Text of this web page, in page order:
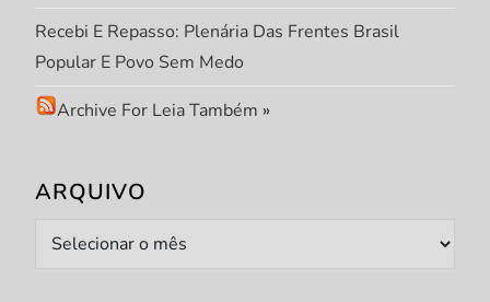
Recebi E Repasso: Plenária Das Frentes Brasil
Popular E Povo Sem Medo
Archive For Leia Também »
ARQUIVO
Arquivo